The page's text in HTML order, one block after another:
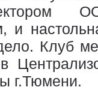
и
Клуб
г.Тюмени.